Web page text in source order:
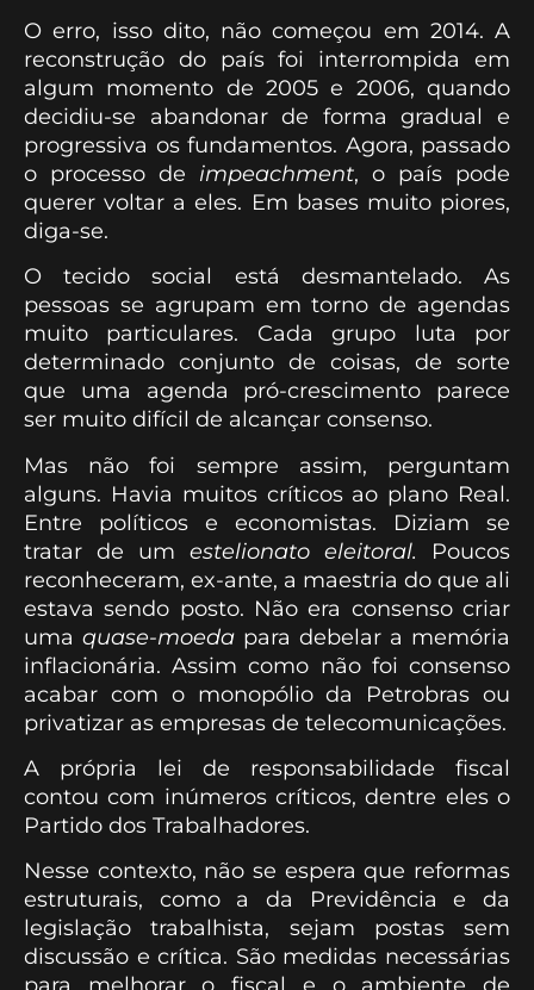
O erro, isso dito, não começou em 2014. A
reconstrução do país foi interrompida em
algum momento de 2005 e 2006, quando
decidiu-se abandonar de forma gradual e
progressiva os fundamentos. Agora, passado
o processo de impeachment, o país pode
querer voltar a eles. Em bases muito piores,
diga-se.
O tecido social está desmantelado. As
pessoas se agrupam em torno de agendas
muito particulares. Cada grupo luta por
determinado conjunto de coisas, de sorte
que uma agenda pró-crescimento parece
ser muito difícil de alcançar consenso.
Mas não foi sempre assim, perguntam
alguns. Havia muitos críticos ao plano Real.
Entre políticos e economistas. Diziam se
tratar de um estelionato eleitoral. Poucos
reconheceram, ex-ante, a maestria do que ali
estava sendo posto. Não era consenso criar
uma quase-moeda para debelar a memória
inflacionária. Assim como não foi consenso
acabar com o monopólio da Petrobras ou
privatizar as empresas de telecomunicações.
A própria lei de responsabilidade fiscal
contou com inúmeros críticos, dentre eles o
Partido dos Trabalhadores.
Nesse contexto, não se espera que reformas
estruturais, como a da Previdência e da
legislação trabalhista, sejam postas sem
discussão e crítica. São medidas necessárias